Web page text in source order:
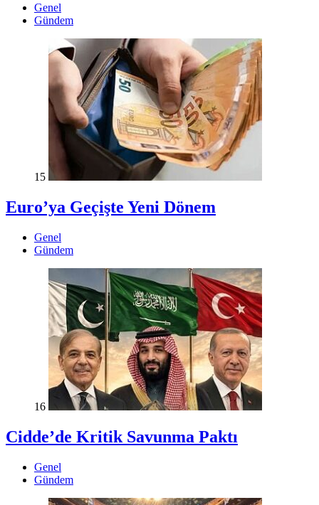
Genel
Gündem
15
Euro’ya Geçişte Yeni Dönem
Genel
Gündem
16
Cidde’de Kritik Savunma Paktı
Genel
Gündem